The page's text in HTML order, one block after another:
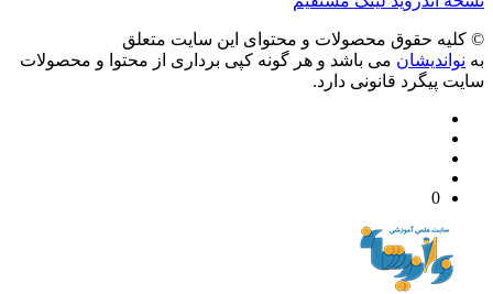
حقوق محصولات و محتوای اين سایت متعلق
می باشد و هر گونه کپی برداری از محتوا و محصولات
پیگرد قانونی دارد.